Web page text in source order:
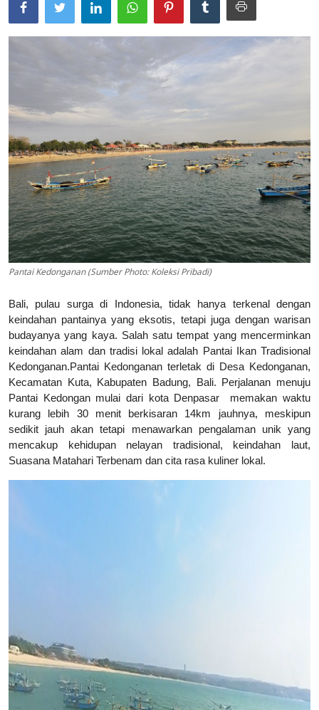
Pantai Kedonganan (Sumber Photo: Koleksi Pribadi)
Bali, pulau surga di Indonesia, tidak hanya terkenal dengan
keindahan pantainya yang eksotis, tetapi juga dengan warisan
budayanya yang kaya. Salah satu tempat yang mencerminkan
keindahan alam dan tradisi lokal adalah Pantai Ikan Tradisional
Kedonganan.Pantai Kedonganan terletak di Desa Kedonganan,
Kecamatan Kuta, Kabupaten Badung, Bali. Perjalanan menuju
Pantai Kedongan mulai dari kota Denpasar
memakan waktu
kurang lebih 30 menit berkisaran 14km jauhnya, meskipun
sedikit jauh akan tetapi menawarkan pengalaman unik yang
mencakup kehidupan nelayan tradisional, keindahan laut,
Suasana Matahari Terbenam dan cita rasa kuliner lokal.